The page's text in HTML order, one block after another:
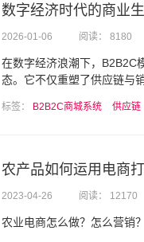
数字经济时代的商业
2026-01-06 阅读： 8180
在数字经济浪潮下，B2B2C
态。它不仅重塑了供应链与
标签： B2B2C商城系统 供应链
农产品如何运用电商
2023-04-26 阅读： 12170
农业电商怎么做？怎么营销？